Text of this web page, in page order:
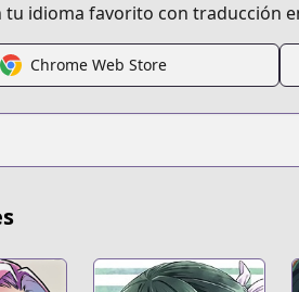
series/
tu idioma favorito con traducción
Chrome Web Store